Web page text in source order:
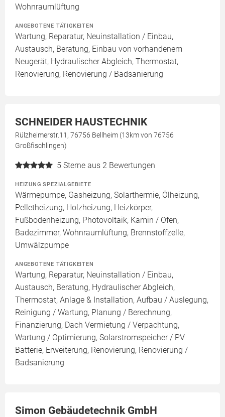
Wohnraumlüftung
ANGEBOTENE TÄTIGKEITEN
Wartung, Reparatur, Neuinstallation / Einbau,
Austausch, Beratung, Einbau von vorhandenem
Neugerät, Hydraulischer Abgleich, Thermostat,
Renovierung, Renovierung / Badsanierung
SCHNEIDER HAUSTECHNIK
Rülzheimerstr.11, 76756 Bellheim (13km von 76756
Großfischlingen)
5 Sterne aus 2 Bewertungen
HEIZUNG SPEZIALGEBIETE
Wärmepumpe, Gasheizung, Solarthermie, Ölheizung,
Pelletheizung, Holzheizung, Heizkörper,
Fußbodenheizung, Photovoltaik, Kamin / Ofen,
Badezimmer, Wohnraumlüftung, Brennstoffzelle,
Umwälzpumpe
ANGEBOTENE TÄTIGKEITEN
Wartung, Reparatur, Neuinstallation / Einbau,
Austausch, Beratung, Hydraulischer Abgleich,
Thermostat, Anlage & Installation, Aufbau / Auslegung,
Reinigung / Wartung, Planung / Berechnung,
Finanzierung, Dach Vermietung / Verpachtung,
Wartung / Optimierung, Solarstromspeicher / PV
Batterie, Erweiterung, Renovierung, Renovierung /
Badsanierung
Simon Gebäudetechnik GmbH